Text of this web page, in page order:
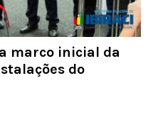
marco inicial da
do